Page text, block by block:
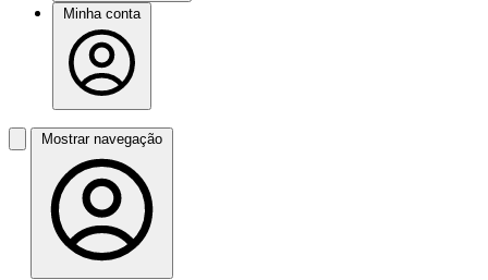
Minha conta
Mostrar navegação